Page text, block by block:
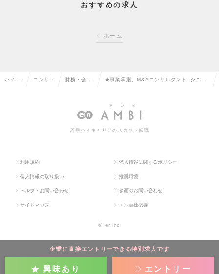
おすすめの求人
ホーム
企業に直接エントリーできる特別求人です
興味あり エントリー
ハイク コンサル 財務・会計
ントの転職
★事業承継、M&Aコンサルタント_シニア
費負担など福利厚生充実の求人情報
若手ハイキャリアのスカウト転職
利用規約 求人情報に関するポリシー
個人情報の取り扱い 推奨環境
ヘルプ・お問い合わせ 参画のお問い合わせ
サイトマップ エン会社概要
© en Inc.